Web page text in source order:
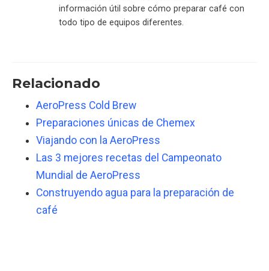
información útil sobre cómo preparar café con
todo tipo de equipos diferentes.
Relacionado
AeroPress Cold Brew
Preparaciones únicas de Chemex
Viajando con la AeroPress
Las 3 mejores recetas del Campeonato
Mundial de AeroPress
Construyendo agua para la preparación de
café